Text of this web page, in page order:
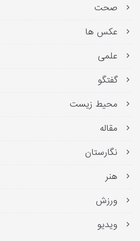
صحت
عکس ها
علمی
گفتگو
محیط زیست
مقاله
نگارستان
هنر
ورزش
ویدیو